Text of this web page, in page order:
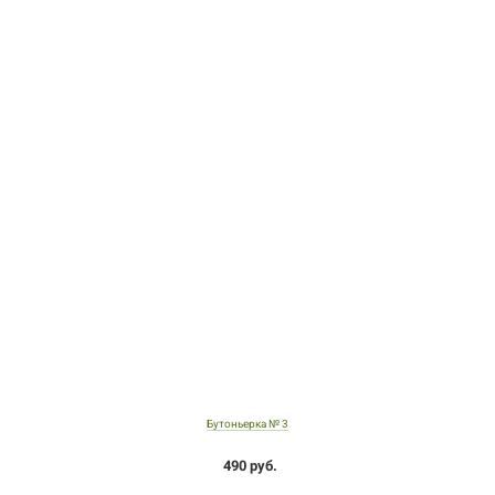
Бутоньерка № 3
490 руб.